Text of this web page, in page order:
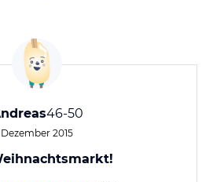
46-50
Dezember 2015